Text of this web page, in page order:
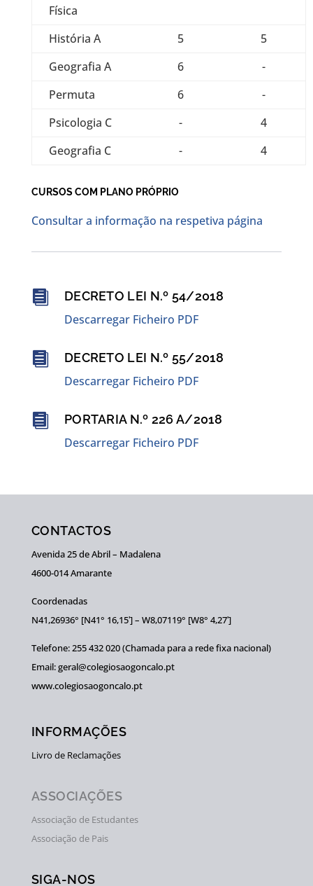
Física
História A 5
5
Geografia A
6
-
Permuta
6
-
Psicologia C
-
4
Geografia C
- 4
CURSOS COM PLANO PRÓPRIO
Consultar a informação na respetiva página
 DECRETO LEI N.º 54/2018
Descarregar Ficheiro PDF
 DECRETO LEI N.º 55/2018
Descarregar Ficheiro PDF
 PORTARIA N.º 226 A/2018
Descarregar Ficheiro PDF
CONTACTOS
Avenida 25 de Abril – Madalena
4600-014 Amarante
Coordenadas
N41,26936° [N41° 16,15ʹ] – W8,07119° [W8° 4,27ʹ]
Telefone: 255 432 020 (Chamada para a rede fixa nacional)
Email: geral@colegiosaogoncalo.pt
www.colegiosaogoncalo.pt
INFORMAÇÕES
Livro de Reclamações
ASSOCIAÇÕES
Associação de Estudantes
Associação de Pais
SIGA-NOS